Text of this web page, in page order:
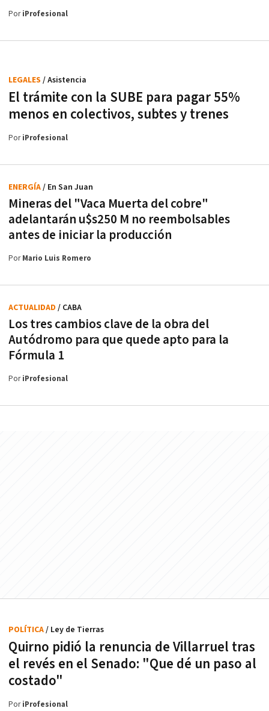
PoriProfesional
El trámite con la SUBE para pagar 55%
menos en colectivos, subtes y trenes
LEGALES / Asistencia
PoriProfesional
Mineras del "Vaca Muerta del cobre"
adelantarán u$s250 M no reembolsables
antes de iniciar la producción
ENERGÍA/ En San Juan
PorMario Luis Romero
Los tres cambios clave de la obra del
Autódromo para que quede apto para la
Fórmula 1
ACTUALIDAD / CABA
PoriProfesional
Quirno pidió la renuncia de Villarruel tras
el revés en el Senado: "Que dé un paso al
costado"
POLÍTICA/ Ley de Tierras
PoriProfesional